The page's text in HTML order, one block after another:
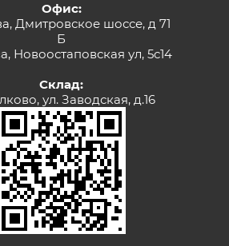
Офис:
Дмитровское шоссе, д 71
Б
Новоостаповская ул, 5с14
Склад:
ул. Заводская, д.16